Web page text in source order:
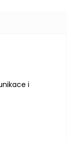
5 stars.
i
5 stars.